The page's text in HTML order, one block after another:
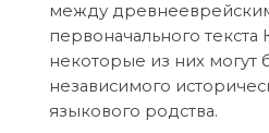
между
первоначального
некоторые из них могут
независимого
языкового родства.